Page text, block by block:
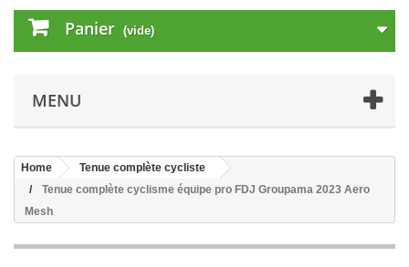
Panier (vide)
MENU
Home
Tenue complète cycliste
Tenue complète cyclisme équipe pro FDJ Groupama 2023 Aero
Mesh